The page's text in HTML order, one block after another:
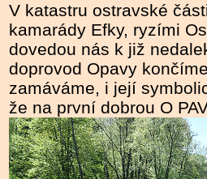
V katastru ostravské
kamarády Efky, ryzími
dovedou nás k již
doprovod Opavy
zamáváme, i její
že na první dobrou O